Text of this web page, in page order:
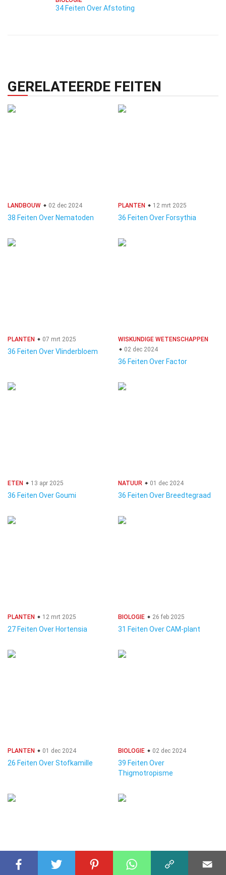
34 Feiten Over Afstoting
GERELATEERDE FEITEN
LANDBOUW 02 dec 2024
38 Feiten Over Nematoden
PLANTEN 12 mrt 2025
36 Feiten Over Forsythia
PLANTEN 07 mrt 2025
36 Feiten Over Vlinderbloem
WISKUNDIGE WETENSCHAPPEN
02 dec 2024
36 Feiten Over Factor
ETEN 13 apr 2025
36 Feiten Over Goumi
NATUUR 01 dec 2024
36 Feiten Over Breedtegraad
PLANTEN 12 mrt 2025
27 Feiten Over Hortensia
BIOLOGIE 26 feb 2025
31 Feiten Over CAM-plant
PLANTEN 01 dec 2024
26 Feiten Over Stofkamille
BIOLOGIE 02 dec 2024
39 Feiten Over
Thigmotropisme